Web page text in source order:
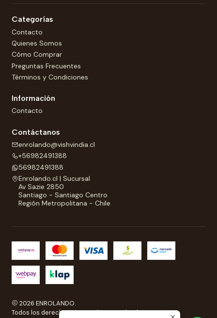
Categorías
Contacto
Quienes Somos
Cómo Comprar
Preguntas Frecuentes
Términos y Condiciones
Información
Contacto
Contáctanos
enrolando@vishvindia.cl
+56982491388
56982491388
Enrolando.cl | Sucursal
Av Sazie 2850
Santiago - Santiago Centro
Región Metropolitana - Chile
2026 ENROLANDO.
Todos los derechos reservados a Enrolando..